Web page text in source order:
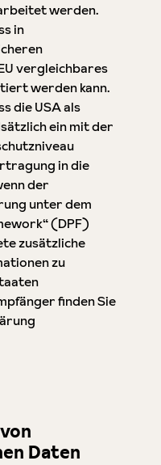
werden.
in
vergleichbares
werden kann.
die USA als
ein mit der
in die
der
unter dem
(DPF)
zusätzliche
zu
finden Sie
Daten